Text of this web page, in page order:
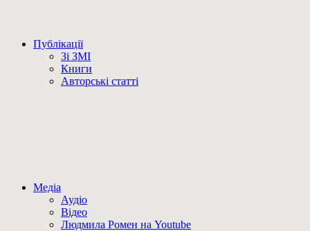
Публікації
Зі ЗМІ
Книги
Авторські статті
Медіа
Аудіо
Відео
Людмила Ромен на Youtube